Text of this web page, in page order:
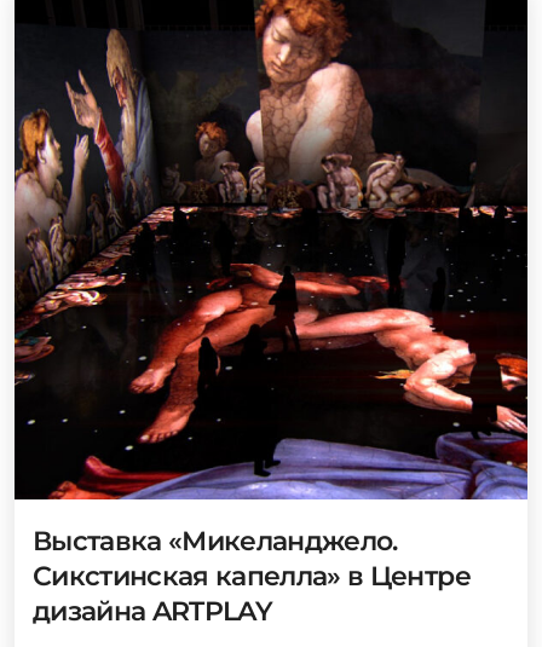
Выставка «Микеланджело.
Сикстинская капелла» в Центре
дизайна ARTPLAY